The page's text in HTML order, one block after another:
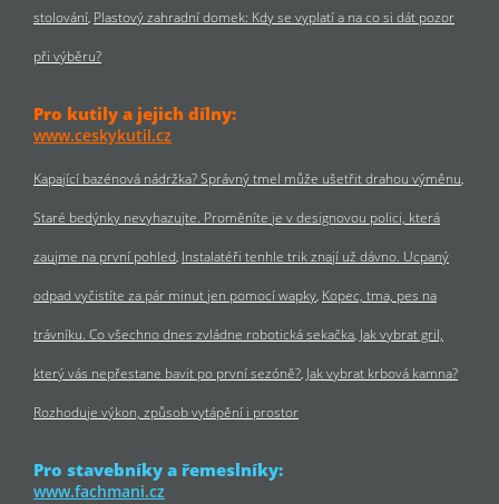
stolování Plastový zahradní domek: Kdy se vyplatí a na co si dát pozor
při výběru?
Pro kutily a jejich dílny:
www.ceskykutil.cz
Kapající bazénová nádržka? Správný tmel může ušetřit drahou výměnu
Staré bedýnky nevyhazujte. Proměníte je v designovou polici, která
zaujme na první pohled Instalatéři tenhle trik znají už dávno. Ucpaný
odpad vyčistíte za pár minut jen pomocí wapky Kopec, tma, pes na
trávníku. Co všechno dnes zvládne robotická sekačka Jak vybrat gril,
který vás nepřestane bavit po první sezóně? Jak vybrat krbová kamna?
Rozhoduje výkon, způsob vytápění i prostor
Pro stavebníky a řemeslníky:
www.fachmani.cz